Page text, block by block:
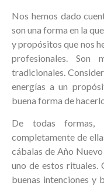
Nos hemos dado
son una forma en la
y propósitos que nos
profesionales. Son
tradicionales.
energías a un
buena forma de
De todas formas,
completamente de
cábalas de Año
uno de estos rituales.
buenas intenciones y